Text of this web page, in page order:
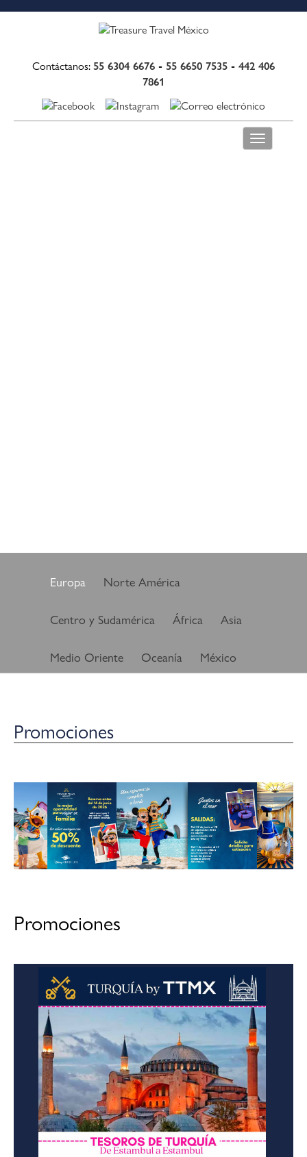
Contáctanos: 55 6304 6676 - 55 6650 7535 - 442 406
7861
Toggle
navigation
Europa Norte América
Centro y Sudamérica África Asia
Medio Oriente Oceanía México
Promociones
Promociones